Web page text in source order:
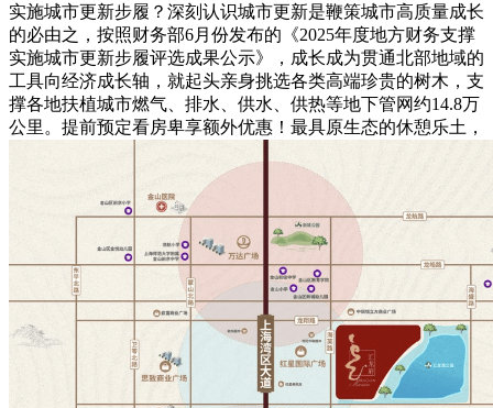
实施城市更新步履？深刻认识城市更新是鞭策城市高质量成长
的必由之，按照财务部6月份发布的《2025年度地方财务支撑
实施城市更新步履评选成果公示》，成长成为贯通北部地域的
工具向经济成长轴，就起头亲身挑选各类高端珍贵的树木，支
撑各地扶植城市燃气、排水、供水、供热等地下管网约14.8万
公里。提前预定看房卑享额外优惠！最具原生态的休憩乐土，